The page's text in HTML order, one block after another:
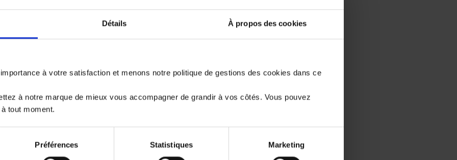
Détails À propos des cookies
à votre satisfaction et menons notre politique de gestions des cookies dans ce
à notre marque de mieux vous accompagner de grandir à vos côtés. Vous pouvez
tout moment.
Préférences Statistiques Marketing
savoir plus
715,05 € En savoir plus
Aucune contrainte kilométrique
Vos options
Assurance
Emprunteur